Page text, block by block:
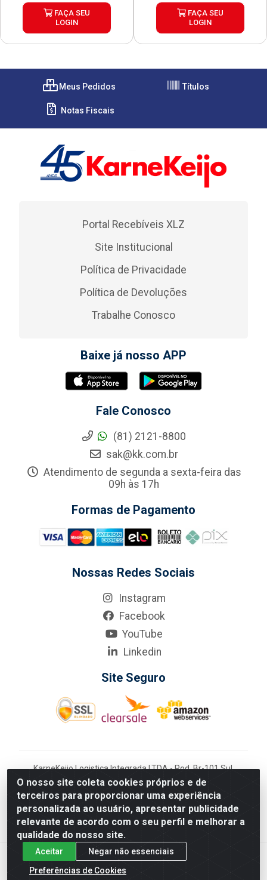
FAÇA SEU
LOGIN
FAÇA SEU
LOGIN
O nosso site coleta cookies próprios e de
terceiros para proporcionar uma experiência
personalizada ao usuário, apresentar publicidade
relevante de acordo com o seu perfil e melhorar a
qualidade do nosso site.
Aceitar
Negar não essenciais
Preferências de Cookies
Meus Pedidos Títulos
Notas Fiscais
Portal Recebíveis XLZ
Site Institucional
Política de Privacidade
Política de Devoluções
Trabalhe Conosco
Baixe já nosso APP
Fale Conosco
(81) 2121-8800
sak@kk.com.br
Atendimento de segunda a sexta-feira das
09h às 17h
Formas de Pagamento
Nossas Redes Sociais
Instagram
Facebook
YouTube
Linkedin
Site Seguro
KarneKeijo Logistica Integrada LTDA - Rod. Br-101 Sul,
nº3700 - Barro, Recife/PE, 50900-400 CNPJ:
24.150.377/0001-95
Estados atendidos pela KarneKeijo: PE, PB e RN.